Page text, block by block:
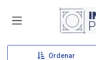
Página
Ordenar